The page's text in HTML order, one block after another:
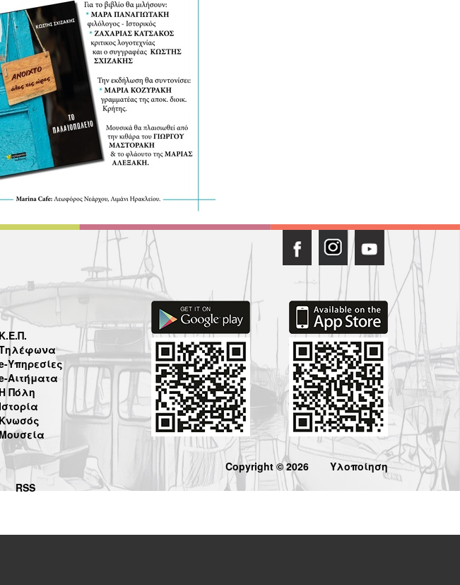
Κ.Ε.Π.
Υπηρεσίες
Αιτήματα
Η Πόλη
Κνωσός
Μουσεία
RSS
Copyright © 2026 Υλοποίηση